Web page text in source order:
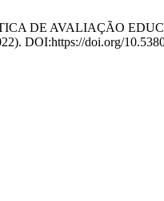
DE AVALIAÇÃO
DOI:https://doi.org/